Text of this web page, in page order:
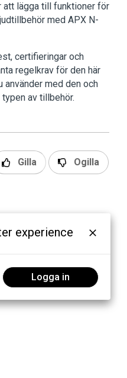
att lägga till funktioner för
med APX N-
certifieringar och
regelkrav för den här
använder med den och
av tillbehör.
Gilla Ogilla
experience
Logga in